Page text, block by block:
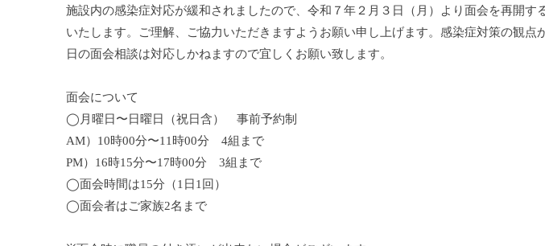
施設内の感染症対応が緩和されましたので、令和７年２月３日（月）より面会を再開す
いたします。ご理解、ご協力いただきますようお願い申し上げます。感染症対策の観点
日の面会相談は対応しかねますので宜しくお願い致します。
面会について
◯月曜日〜日曜日（祝日含） 事前予約制
AM）10時00分〜11時00分 4組まで
PM）16時15分〜17時00分 3組まで
◯面会時間は15分（1日1回）
◯面会者はご家族2名まで